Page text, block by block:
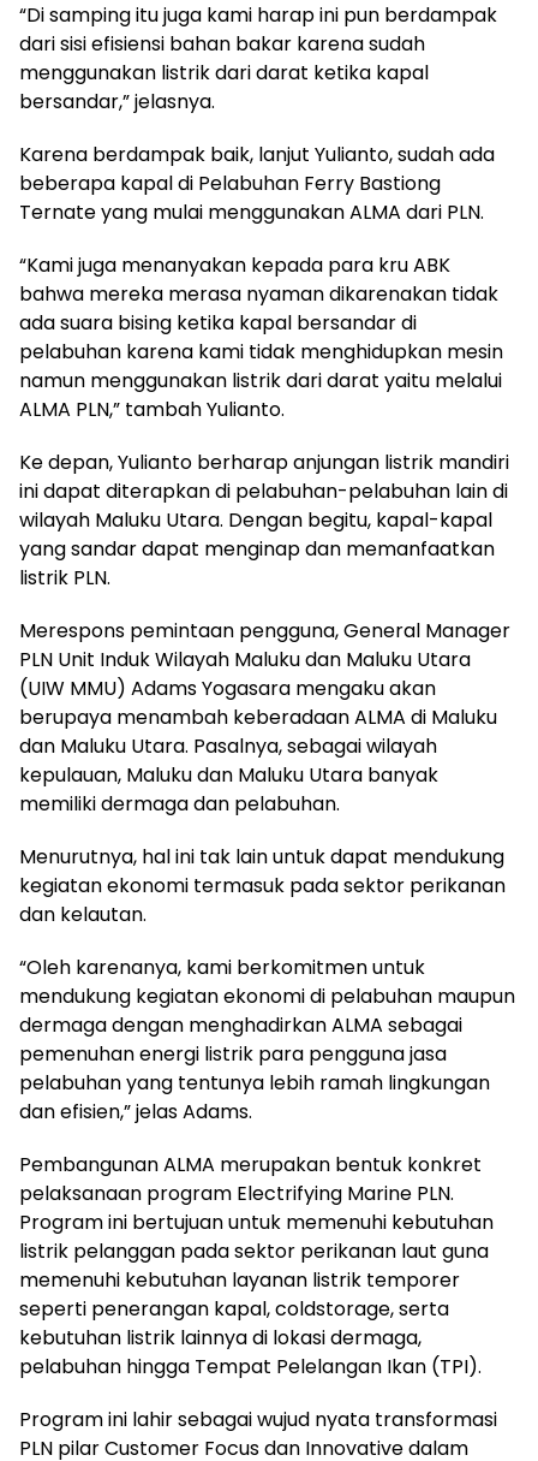
“Di samping itu juga kami harap ini pun berdampak
dari sisi efisiensi bahan bakar karena sudah
menggunakan listrik dari darat ketika kapal
bersandar,” jelasnya.
Karena berdampak baik, lanjut Yulianto, sudah ada
beberapa kapal di Pelabuhan Ferry Bastiong
Ternate yang mulai menggunakan ALMA dari PLN.
“Kami juga menanyakan kepada para kru ABK
bahwa mereka merasa nyaman dikarenakan tidak
ada suara bising ketika kapal bersandar di
pelabuhan karena kami tidak menghidupkan mesin
namun menggunakan listrik dari darat yaitu melalui
ALMA PLN,” tambah Yulianto.
Ke depan, Yulianto berharap anjungan listrik mandiri
ini dapat diterapkan di pelabuhan-pelabuhan lain di
wilayah Maluku Utara. Dengan begitu, kapal-kapal
yang sandar dapat menginap dan memanfaatkan
listrik PLN.
Merespons pemintaan pengguna, General Manager
PLN Unit Induk Wilayah Maluku dan Maluku Utara
(UIW MMU) Adams Yogasara mengaku akan
berupaya menambah keberadaan ALMA di Maluku
dan Maluku Utara. Pasalnya, sebagai wilayah
kepulauan, Maluku dan Maluku Utara banyak
memiliki dermaga dan pelabuhan.
Menurutnya, hal ini tak lain untuk dapat mendukung
kegiatan ekonomi termasuk pada sektor perikanan
dan kelautan.
“Oleh karenanya, kami berkomitmen untuk
mendukung kegiatan ekonomi di pelabuhan maupun
dermaga dengan menghadirkan ALMA sebagai
pemenuhan energi listrik para pengguna jasa
pelabuhan yang tentunya lebih ramah lingkungan
dan efisien,” jelas Adams.
Pembangunan ALMA merupakan bentuk konkret
pelaksanaan program Electrifying Marine PLN.
Program ini bertujuan untuk memenuhi kebutuhan
listrik pelanggan pada sektor perikanan laut guna
memenuhi kebutuhan layanan listrik temporer
seperti penerangan kapal, coldstorage, serta
kebutuhan listrik lainnya di lokasi dermaga,
pelabuhan hingga Tempat Pelelangan Ikan (TPI).
Program ini lahir sebagai wujud nyata transformasi
PLN pilar Customer Focus dan Innovative dalam